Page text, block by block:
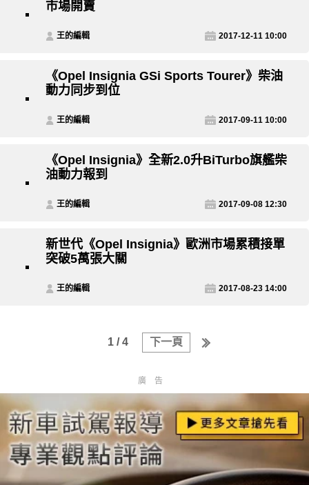
市場開賣
王的編輯 2017-12-11 10:00
《Opel Insignia GSi Sports Tourer》柴油
動力同步到位
王的編輯 2017-09-11 10:00
《Opel Insignia》全新2.0升BiTurbo旗艦柴
油動力報到
王的編輯 2017-09-08 12:30
新世代《Opel Insignia》歐洲市場累積接單
突破5萬張大關
王的編輯 2017-08-23 14:00
1 / 4 下一頁
廣告